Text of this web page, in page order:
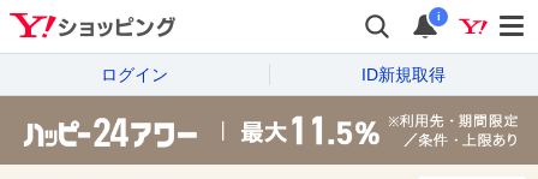
i
ログイン ID新規取得